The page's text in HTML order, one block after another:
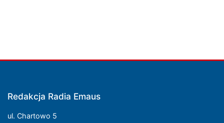
Redakcja Radia Emaus
ul. Chartowo 5